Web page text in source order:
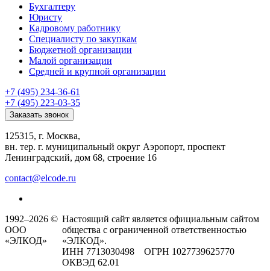
Бухгалтеру
Юристу
Кадровому работнику
Специалисту по закупкам
Бюджетной организации
Малой организации
Средней и крупной организации
+7 (495) 234-36-61
+7 (495) 223-03-35
Заказать звонок
125315, г. Москва,
вн. тер. г. муниципальный округ Аэропорт, проспект
Ленинградский, дом 68, строение 16
contact@elcode.ru
1992–2026 ©
ООО
«ЭЛКОД»
Настоящий сайт является официальным сайтом
общества с ограниченной ответственностью
«ЭЛКОД».
ИНН 7713030498 ОГРН 1027739625770
ОКВЭД 62.01